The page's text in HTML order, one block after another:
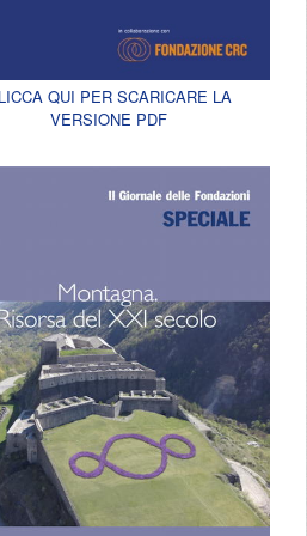
QUI PER SCARICARE LA
VERSIONE PDF